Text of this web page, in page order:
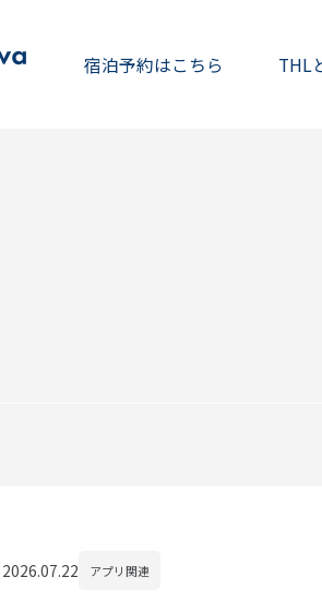
宿泊予約はこちら THL
2026.07.22 アプリ関連